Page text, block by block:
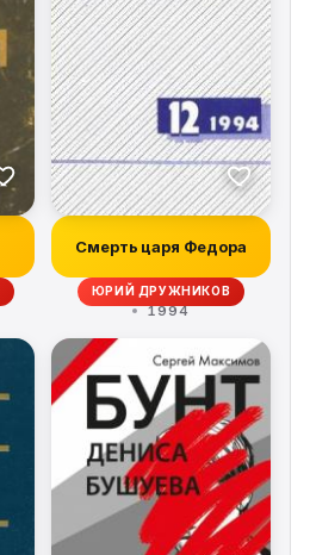
Смерть царя Федора
ЮРИЙ ДРУЖНИКОВ
1994